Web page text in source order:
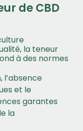
de CBD
la teneur
à des normes
l’absence
et le
garantes
la